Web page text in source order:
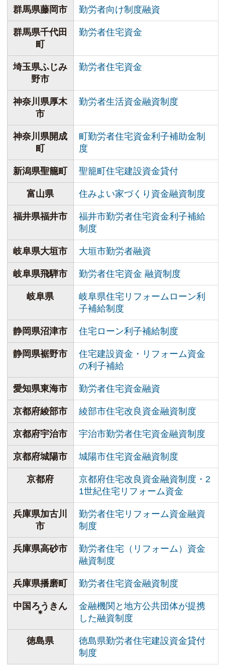
群馬県藤岡市 勤労者向け制度融資
群馬県千代田
町
勤労者住宅資金
埼玉県ふじみ
野市
勤労者住宅資金
神奈川県厚木
市
勤労者生活資金融資制度
神奈川県開成
町
町勤労者住宅資金利子補助金制
度
新潟県聖籠町 聖籠町住宅建設資金貸付
富山県 住みよい家づくり資金融資制度
福井県福井市
福井市勤労者住宅資金利子補給
制度
岐阜県大垣市 大垣市勤労者融資
岐阜県飛騨市 勤労者住宅資金 融資制度
岐阜県
岐阜県住宅リフォームローン利
子補給制度
静岡県沼津市 住宅ローン利子補給制度
静岡県裾野市
住宅建設資金・リフォーム資金
の利子補給
愛知県東海市 勤労者住宅資金融資
京都府綾部市 綾部市住宅改良資金融資制度
京都府宇治市 宇治市勤労者住宅資金融資制度
京都府城陽市 城陽市住宅資金融資制度
京都府
京都府住宅改良資金融資制度・2
1世紀住宅リフォーム資金
兵庫県加古川
市
勤労者住宅リフォーム資金融資
制度
兵庫県高砂市
勤労者住宅（リフォーム）資金
融資制度
兵庫県播磨町 勤労者住宅資金融資制度
中国ろうきん
＊
金融機関と地方公共団体が提携
した融資制度
徳島県
徳島県勤労者住宅建設資金貸付
制度